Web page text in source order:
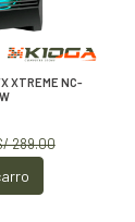
XTREME NC-
289.00